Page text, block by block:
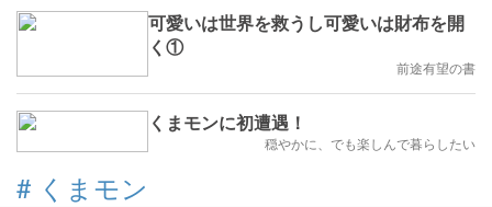
可愛いは世界を救うし可愛いは財布を開
く①
前途有望の書
くまモンに初遭遇！
穏やかに、でも楽しんで暮らしたい
# くまモン